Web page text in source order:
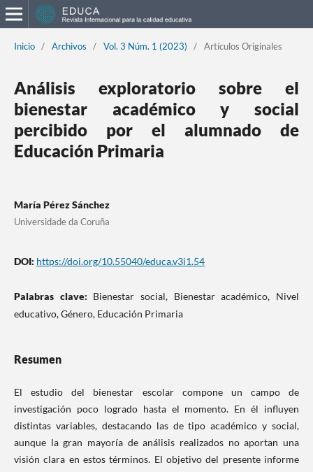
Inicio / Archivos / Vol. 3 Núm. 1 (2023) / Artículos Originales
Análisis exploratorio sobre el
bienestar académico y social
percibido por el alumnado de
Educación Primaria
María Pérez Sánchez
Universidade da Coruña
DOI: https://doi.org/10.55040/educa.v3i1.54
Palabras clave: Bienestar social, Bienestar académico, Nivel
educativo, Género, Educación Primaria
Resumen
El estudio del bienestar escolar compone un campo de
investigación poco logrado hasta el momento. En él influyen
distintas variables, destacando las de tipo académico y social,
aunque la gran mayoría de análisis realizados no aportan una
visión clara en estos términos. El objetivo del presente informe